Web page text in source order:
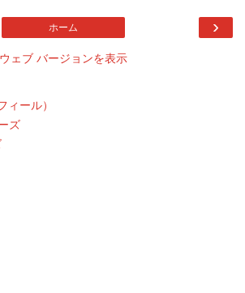
›
ホーム
ウェブ バージョンを表示
ィール）
ズ